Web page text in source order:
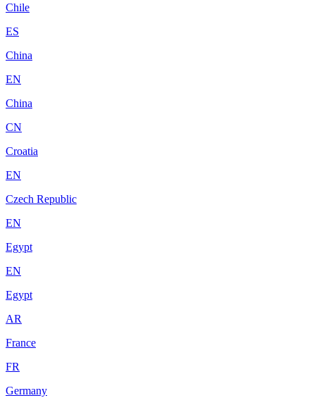
Chile
ES
China
EN
China
CN
Croatia
EN
Czech Republic
EN
Egypt
EN
Egypt
AR
France
FR
Germany